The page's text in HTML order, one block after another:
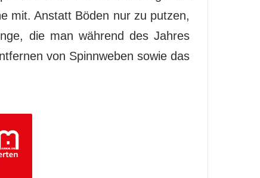
mit. Anstatt Böden nur zu putzen,
die man während des Jahres
von Spinnweben sowie das